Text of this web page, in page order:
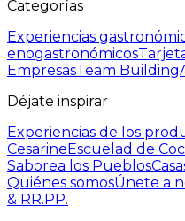
Categorías
Experiencias
enogastronómicos
EmpresasTeam Building
Déjate inspirar
Experiencias de los
CesarineEscuelad de
Saborea los Pueblos
Quiénes somosÚnete a
& RR.PP.